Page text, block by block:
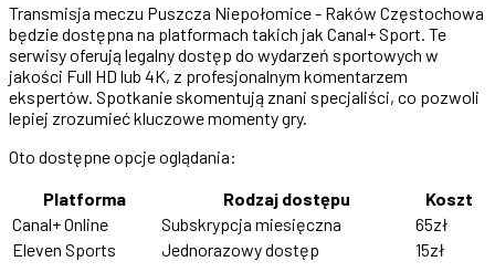
Transmisja meczu Puszcza Niepołomice - Raków Częstochowa
będzie dostępna na platformach takich jak Canal+ Sport. Te
serwisy oferują legalny dostęp do wydarzeń sportowych w
jakości Full HD lub 4K, z profesjonalnym komentarzem
ekspertów. Spotkanie skomentują znani specjaliści, co pozwoli
lepiej zrozumieć kluczowe momenty gry.
Oto dostępne opcje oglądania:
Platforma
Rodzaj dostępu
Koszt
Canal+ Online
Subskrypcja miesięczna
65zł
Eleven Sports
Jednorazowy dostęp 15zł